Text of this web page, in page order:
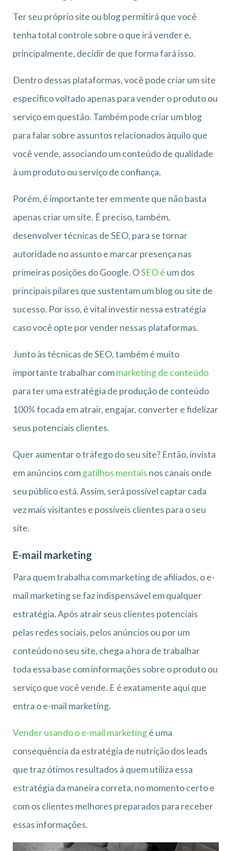
Ter seu próprio site ou blog permitirá que você
tenha total controle sobre o que irá vender e,
principalmente, decidir de que forma fará isso.
Dentro dessas plataformas, você pode criar um site
específico voltado apenas para vender o produto ou
serviço em questão. Também pode criar um blog
para falar sobre assuntos relacionados àquilo que
você vende, associando um conteúdo de qualidade
à um produto ou serviço de confiança.
Porém, é importante ter em mente que não basta
apenas criar um site. É preciso, também,
desenvolver técnicas de SEO, para se tornar
autoridade no assunto e marcar presença nas
primeiras posições do Google. OSEO é um dos
principais pilares que sustentam um blog ou site de
sucesso. Por isso, é vital investir nessa estratégia
caso você opte por vender nessas plataformas.
Junto às técnicas de SEO, também é muito
importante trabalhar commarketing de conteúdo
para ter uma estratégia de produção de conteúdo
100% focada em atrair, engajar, converter e fidelizar
seus potenciais clientes.
Quer aumentar o tráfego do seu site? Então, invista
em anúncios comgatilhos mentais nos canais onde
seu público está. Assim, será possível captar cada
vez mais visitantes e possíveis clientes para o seu
site.
E-mail marketing
Para quem trabalha com marketing de afiliados, o e-
mail marketing se faz indispensável em qualquer
estratégia. Após atrair seus clientes potenciais
pelas redes sociais, pelos anúncios ou por um
conteúdo no seu site, chega a hora de trabalhar
toda essa base com informações sobre o produto ou
serviço que você vende. E é exatamente aqui que
entra o e-mail marketing.
Vender usando o e-mail marketingé uma
consequência da estratégia de nutrição dos leads
que traz ótimos resultados à quem utiliza essa
estratégia da maneira correta, no momento certo e
com os clientes melhores preparados para receber
essas informações.